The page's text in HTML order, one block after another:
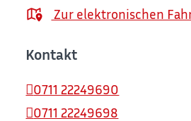
Zur elektronischen
Kontakt
0711 22249690
0711 22249698